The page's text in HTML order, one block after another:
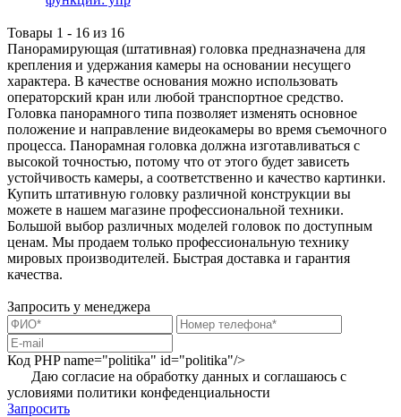
Товары 1 - 16 из 16
Панорамирующая (штативная) головка предназначена для
крепления и удержания камеры на основании несущего
характера. В качестве основания можно использовать
операторский кран или любой транспортное средство.
Головка панорамного типа позволяет изменять основное
положение и направление видеокамеры во время съемочного
процесса. Панорамная головка должна изготавливаться с
высокой точностью, потому что от этого будет зависеть
устойчивость камеры, а соответственно и качество картинки.
Купить штативную головку различной конструкции вы
можете в нашем магазине профессиональной техники.
Большой выбор различных моделей головок по доступным
ценам. Мы продаем только профессиональную технику
мировых производителей. Быстрая доставка и гарантия
качества.
Запросить у менеджера
Код PHPname="politika" id="politika"/>
Даю согласие на обработку данных и соглашаюсь с
условиями политики конфеденциальности
Запросить